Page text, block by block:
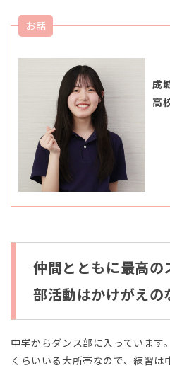
お話
成
高
仲間とともに最高の
部活動はかけがえの
中学からダンス部に入っています
くらいいる大所帯なので、練習は